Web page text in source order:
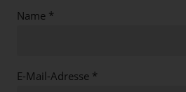
Name *
E-Mail-Adresse *